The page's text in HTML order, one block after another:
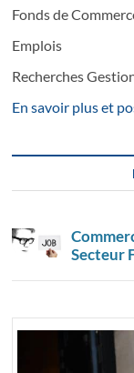
Fonds de
Emplois
Recherches
En savoir plus et
Secteur